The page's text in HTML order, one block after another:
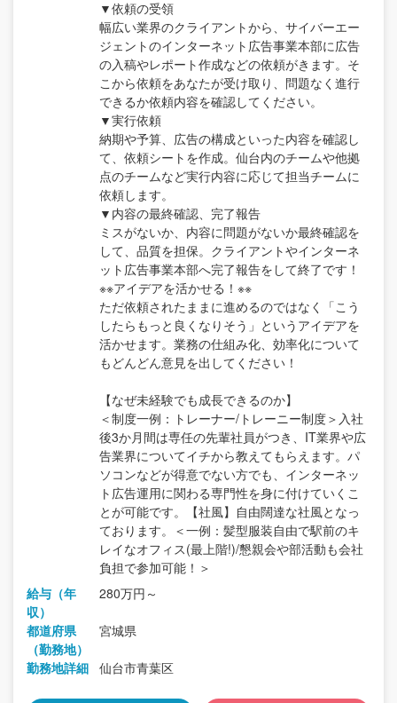
▼依頼の受領
幅広い業界のクライアントから、サイバーエー
ジェントのインターネット広告事業本部に広告
の入稿やレポート作成などの依頼がきます。そ
こから依頼をあなたが受け取り、問題なく進行
できるか依頼内容を確認してください。
▼実行依頼
納期や予算、広告の構成といった内容を確認し
て、依頼シートを作成。仙台内のチームや他拠
点のチームなど実行内容に応じて担当チームに
依頼します。
▼内容の最終確認、完了報告
ミスがないか、内容に問題がないか最終確認を
して、品質を担保。クライアントやインターネ
ット広告事業本部へ完了報告をして終了です！
※※アイデアを活かせる！※※
ただ依頼されたままに進めるのではなく「こう
したらもっと良くなりそう」というアイデアを
活かせます。業務の仕組み化、効率化について
もどんどん意見を出してください！
【なぜ未経験でも成長できるのか】
＜制度一例：トレーナー/トレーニー制度＞入社
後3か月間は専任の先輩社員がつき、IT業界や広
告業界についてイチから教えてもらえます。パ
ソコンなどが得意でない方でも、インターネッ
ト広告運用に関わる専門性を身に付けていくこ
とが可能です。【社風】自由闊達な社風となっ
ております。＜一例：髪型服装自由で駅前のキ
レイなオフィス(最上階!)/懇親会や部活動も会社
負担で参加可能！＞
給与（年
収）
280万円～
都道府県
（勤務地）
宮城県
勤務地詳細 仙台市青葉区